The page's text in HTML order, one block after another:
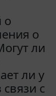
о
о
ли
ли у
с